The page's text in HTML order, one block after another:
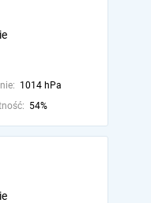
1014 hPa
54%